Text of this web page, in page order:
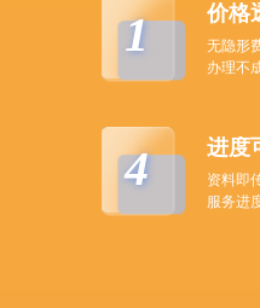
1 价格
无隐形
办理不
4 进度
资料即
服务进